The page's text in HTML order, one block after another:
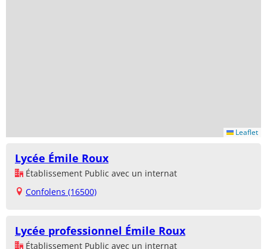
Leaflet
Lycée Émile Roux
Établissement Public avec un internat
Confolens (16500)
Lycée professionnel Émile Roux
Établissement Public avec un internat